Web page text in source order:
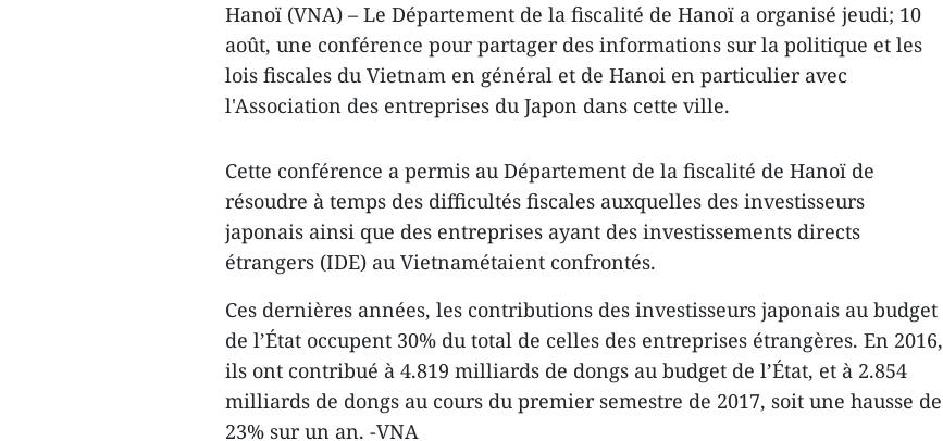
Hanoï (VNA) – Le Département de la fiscalité de Hanoï a organisé jeudi; 10
août, une conférence pour partager des informations sur la politique et les
lois fiscales du Vietnam en général et de Hanoi en particulier avec
l'Association des entreprises du Japon dans cette ville.
Cette conférence a permis au Département de la fiscalité de Hanoï de
résoudre à temps des difficultés fiscales auxquelles des investisseurs
japonais ainsi que des entreprises ayant des investissements directs
étrangers (IDE) au Vietnamétaient confrontés.
Ces dernières années, les contributions des investisseurs japonais au budget
de l’État occupent 30% du total de celles des entreprises étrangères. En 2016,
ils ont contribué à 4.819 milliards de dongs au budget de l’État, et à 2.854
milliards de dongs au cours du premier semestre de 2017, soit une hausse de
23% sur un an. -VNA